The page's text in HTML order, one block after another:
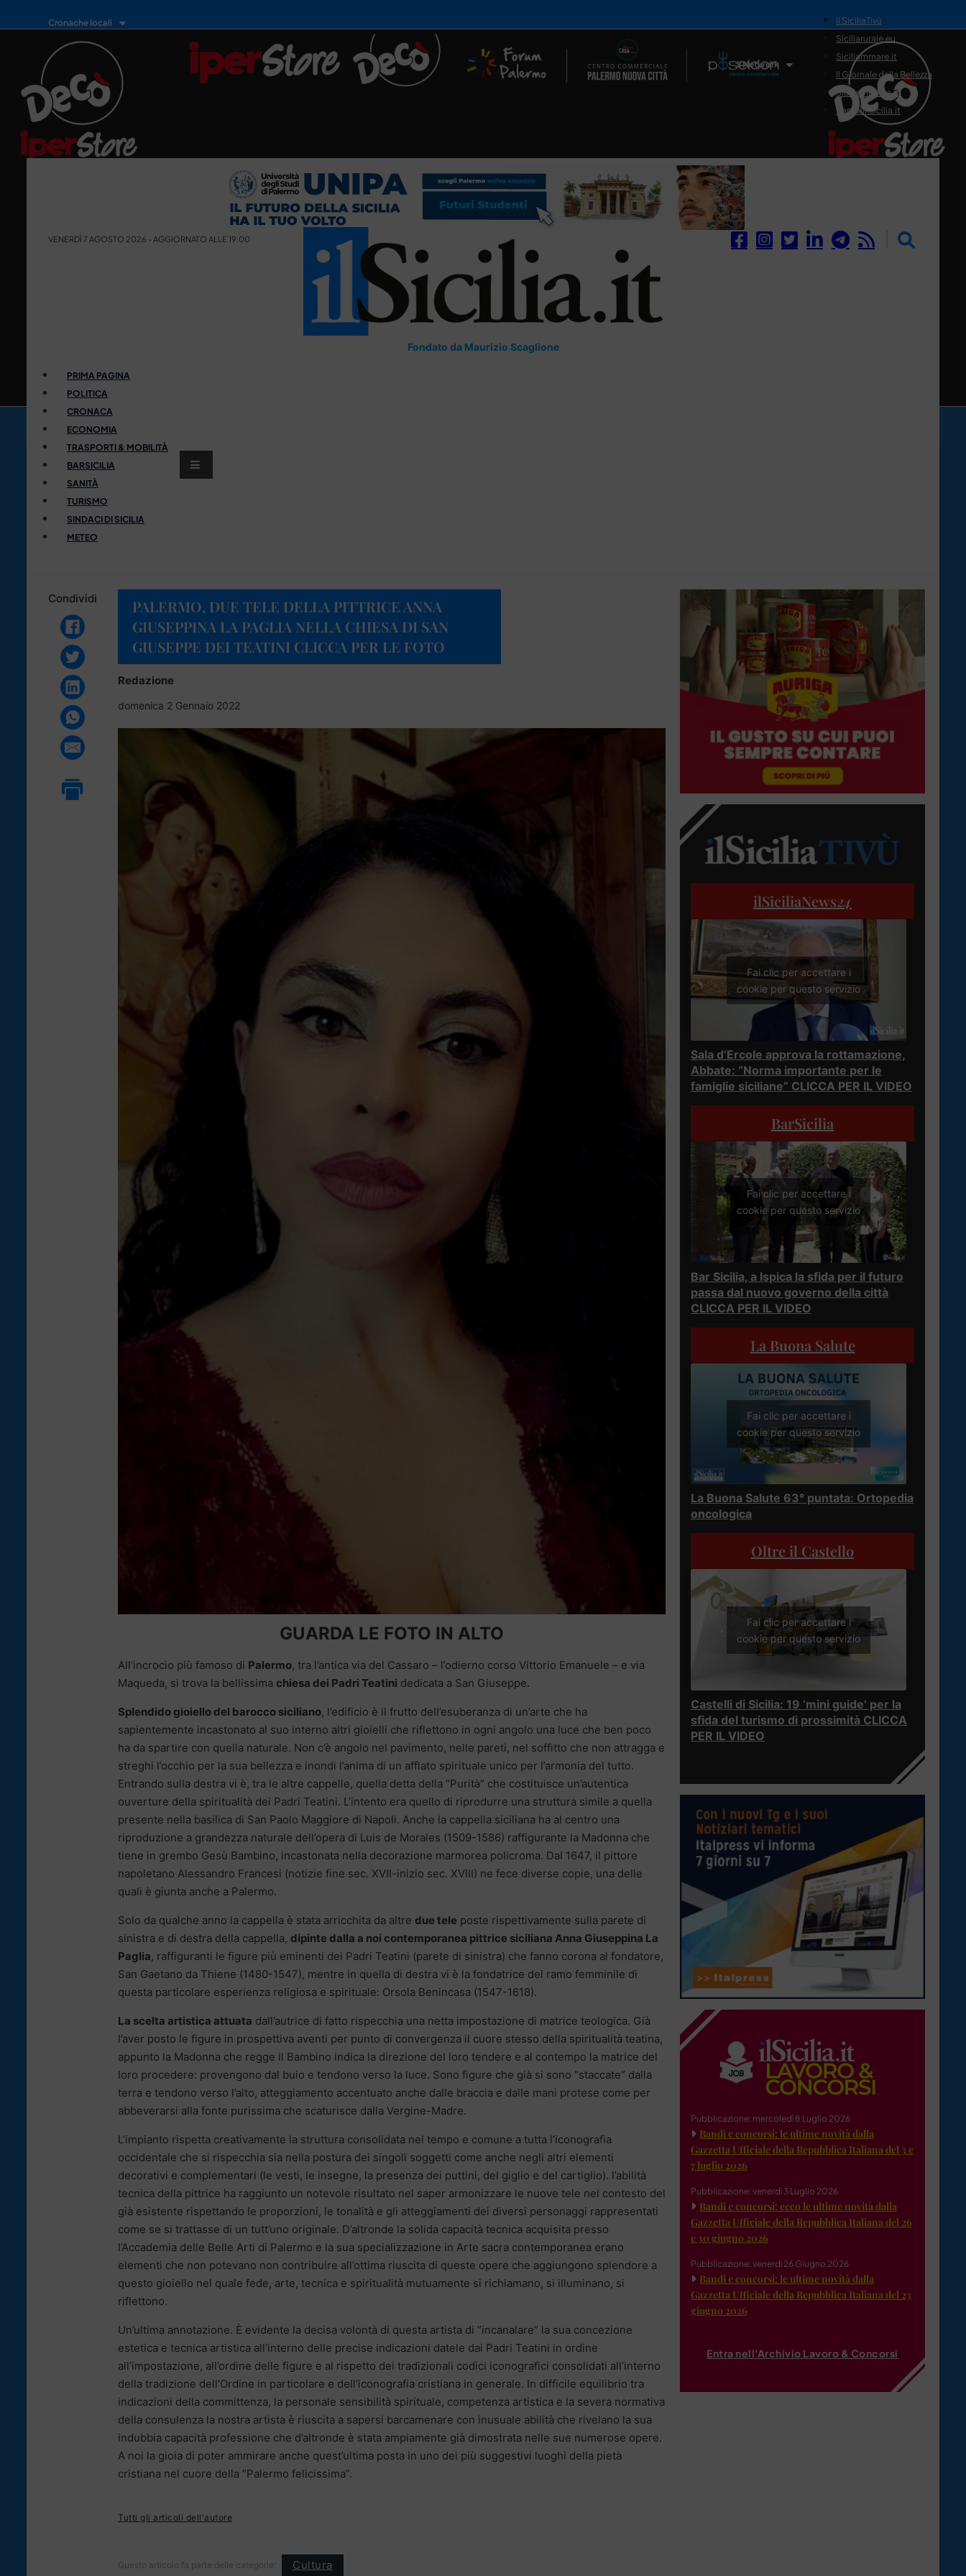
Cronache locali
Il Network
il SiciliaTivù
Siciliarurale.eu
Siciliammare.it
Il Giornale della Bellezza
Siciliamedica.it
Sanitainsicilia.it
VENERDÌ 7 AGOSTO 2026 - AGGIORNATO ALLE 19:00
Fondato da Maurizio Scaglione
PRIMA PAGINA
POLITICA
CRONACA
ECONOMIA
TRASPORTI & MOBILITÀ
BARSICILIA
SANITÀ
TURISMO
SINDACI DI SICILIA
METEO
Condividi
PALERMO, DUE TELE DELLA PITTRICE ANNA
GIUSEPPINA LA PAGLIA NELLA CHIESA DI SAN
GIUSEPPE DEI TEATINI CLICCA PER LE FOTO
Redazione
domenica 2 Gennaio 2022
GUARDA LE FOTO IN ALTO
All’incrocio più famoso di Palermo, tra l’antica via del Cassaro – l’odierno corso Vittorio Emanuele – e via
Maqueda, si trova la bellissima chiesa dei Padri Teatini dedicata a San Giuseppe.
Splendido gioiello del barocco siciliano, l’edificio è il frutto dell’esuberanza di un’arte che ha
sapientemente incastonato al suo interno altri gioielli che riflettono in ogni angolo una luce che ben poco
ha da spartire con quella naturale. Non c’è angolo nel pavimento, nelle pareti, nel soffitto che non attragga e
streghi l’occhio per la sua bellezza e inondi l’anima di un afflato spirituale unico per l’armonia del tutto.
Entrando sulla destra vi è, tra le altre cappelle, quella detta della “Purità” che costituisce un’autentica
ouverture della spiritualità dei Padri Teatini. L’intento era quello di riprodurre una struttura simile a quella
presente nella basilica di San Paolo Maggiore di Napoli. Anche la cappella siciliana ha al centro una
riproduzione a grandezza naturale dell’opera di Luis de Morales (1509-1586) raffigurante la Madonna che
tiene in grembo Gesù Bambino, incastonata nella decorazione marmorea policroma. Dal 1647, il pittore
napoletano Alessandro Francesi (notizie fine sec. XVII-inizio sec. XVIII) ne fece diverse copie, una delle
quali è giunta anche a Palermo.
Solo da qualche anno la cappella è stata arricchita da altre due tele poste rispettivamente sulla parete di
sinistra e di destra della cappella, dipinte dalla a noi contemporanea pittrice siciliana Anna Giuseppina La
Paglia, raffiguranti le figure più eminenti dei Padri Teatini (parete di sinistra) che fanno corona al fondatore,
San Gaetano da Thiene (1480-1547), mentre in quella di destra vi è la fondatrice del ramo femminile di
questa particolare esperienza religiosa e spirituale: Orsola Benincasa (1547-1618).
La scelta artistica attuata dall’autrice di fatto rispecchia una netta impostazione di matrice teologica. Già
l’aver posto le figure in prospettiva aventi per punto di convergenza il cuore stesso della spiritualità teatina,
appunto la Madonna che regge il Bambino indica la direzione del loro tendere e al contempo la matrice del
loro procedere: provengono dal buio e tendono verso la luce. Sono figure che già si sono “staccate” dalla
terra e tendono verso l’alto, atteggiamento accentuato anche dalle braccia e dalle mani protese come per
abbeverarsi alla fonte purissima che scaturisce dalla Vergine-Madre.
L’impianto rispetta creativamente la struttura consolidata nel tempo e comune a tutta l’iconografia
occidentale che si rispecchia sia nella postura dei singoli soggetti come anche negli altri elementi
decorativi e complementari (le vesti, le insegne, la presenza dei puttini, del giglio e del cartiglio). l’abilità
tecnica della pittrice ha raggiunto un notevole risultato nel saper armonizzare le nuove tele nel contesto del
già esistente rispettando le proporzioni, le tonalità e gli atteggiamenti dei diversi personaggi rappresentati
come se si trattasse di un tutt’uno originale. D’altronde la solida capacità tecnica acquisita presso
l’Accademia delle Belle Arti di Palermo e la sua specializzazione in Arte sacra contemporanea erano
elementi che non potevano non contribuire all’ottima riuscita di queste opere che aggiungono splendore a
questo gioiello nel quale fede, arte, tecnica e spiritualità mutuamente si richiamano, si illuminano, si
riflettono.
Un’ultima annotazione. È evidente la decisa volontà di questa artista di “incanalare” la sua concezione
estetica e tecnica artistica all’interno delle precise indicazioni datele dai Padri Teatini in ordine
all’impostazione, all’ordine delle figure e al rispetto dei tradizionali codici iconografici consolidati all’interno
della tradizione dell’Ordine in particolare e dell’iconografia cristiana in generale. In difficile equilibrio tra
indicazioni della committenza, la personale sensibilità spirituale, competenza artistica e la severa normativa
della consulenza la nostra artista è riuscita a sapersi barcamenare con inusuale abilità che rivelano la sua
indubbia capacità professione che d’altronde è stata ampiamente già dimostrata nelle sue numerose opere.
A noi la gioia di poter ammirare anche quest’ultima posta in uno dei più suggestivi luoghi della pietà
cristiana nel cuore della “Palermo felicissima”.
Tutti gli articoli dell'autore
Questo articolo fa parte delle categorie: Cultura
ilSiciliaNews24
Fai clic per accettare i
cookie per questo servizio
Sala d’Ercole approva la rottamazione,
Abbate: “Norma importante per le
famiglie siciliane” CLICCA PER IL VIDEO
BarSicilia
Fai clic per accettare i
cookie per questo servizio
Bar Sicilia, a Ispica la sfida per il futuro
passa dal nuovo governo della città
CLICCA PER IL VIDEO
La Buona Salute
Fai clic per accettare i
cookie per questo servizio
La Buona Salute 63° puntata: Ortopedia
oncologica
Oltre il Castello
Fai clic per accettare i
cookie per questo servizio
Castelli di Sicilia: 19 ‘mini guide’ per la
sfida del turismo di prossimità CLICCA
PER IL VIDEO
Pubblicazione: mercoledì 8 Luglio 2026
Bandi e concorsi: le ultime novità dalla
Gazzetta Ufficiale della Repubblica Italiana del 3 e
7 luglio 2026
Pubblicazione: venerdì 3 Luglio 2026
Bandi e concorsi: ecco le ultime novità dalla
Gazzetta Ufficiale della Repubblica Italiana del 26
e 30 giugno 2026
Pubblicazione: venerdì 26 Giugno 2026
Bandi e concorsi: le ultime novità dalla
Gazzetta Ufficiale della Repubblica Italiana del 23
giugno 2026
Entra nell'Archivio Lavoro & Concorsi